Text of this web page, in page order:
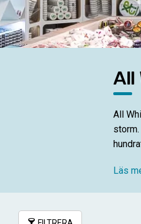
All
All
Vill
Läs